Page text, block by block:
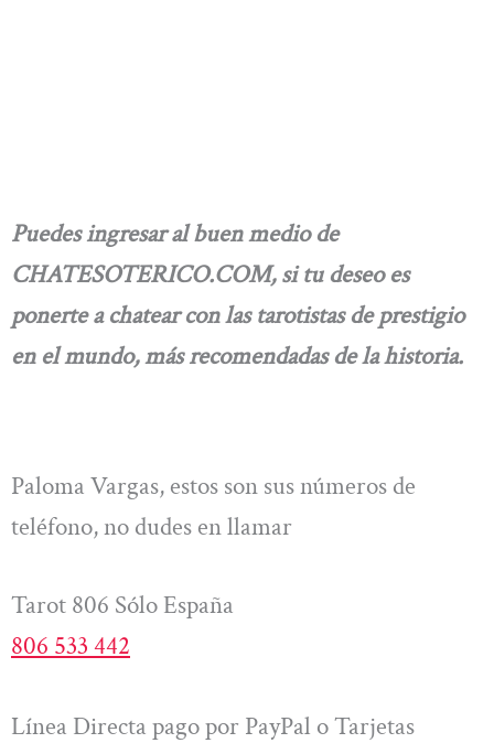
Puedes ingresar al buen medio de
CHATESOTERICO.COM, si tu deseo es
ponerte a chatear con las tarotistas de prestigio
en el mundo, más recomendadas de la historia.
Paloma Vargas, estos son sus números de
teléfono, no dudes en llamar
Tarot 806 Sólo España
806 533 442
Línea Directa pago por PayPal o Tarjetas